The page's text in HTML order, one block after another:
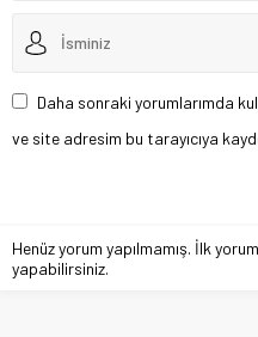
Daha sonraki yorumlarımda
ve site adresim bu tarayıcıya
Henüz yorum yapılmamış. İlk
yapabilirsiniz.